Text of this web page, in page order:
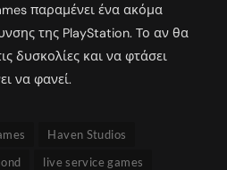
παραμένει ένα ακόμα
της PlayStation. Το αν θα
δυσκολίες και να φτάσει
να φανεί.
Haven Studios
live service games